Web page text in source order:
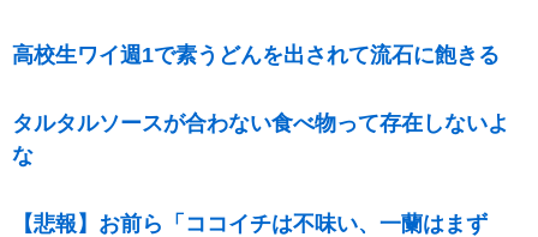
高校生ワイ週1で素うどんを出されて流石に飽きる
タルタルソースが合わない食べ物って存在しないよ
な
【悲報】お前ら「ココイチは不味い、一蘭はまず